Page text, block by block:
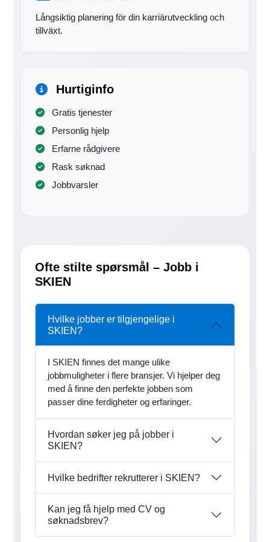
Långsiktig planering för din karriärutveckling och
tillväxt.
Hurtiginfo
Gratis tjenester
Personlig hjelp
Erfarne rådgivere
Rask søknad
Jobbvarsler
Ofte stilte spørsmål – Jobb i
SKIEN
Hvilke jobber er tilgjengelige i
SKIEN?
I SKIEN finnes det mange ulike
jobbmuligheter i flere bransjer. Vi hjelper deg
med å finne den perfekte jobben som
passer dine ferdigheter og erfaringer.
Hvordan søker jeg på jobber i
SKIEN?
Hvilke bedrifter rekrutterer i SKIEN?
Kan jeg få hjelp med CV og
søknadsbrev?